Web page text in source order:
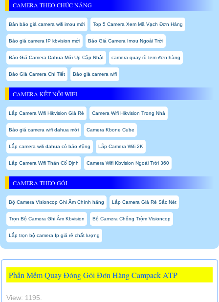
CAMERA THEO CHỨC NĂNG
Bản báo giá camera wifi imou mới Top 5 Camera Xem Mã Vạch Đơn Hàng
Báo giá camera IP kbvision mới Báo Giá Camera Imou Ngoài Trời
Báo Giá Camera Dahua Mới Up Cập Nhật camera quay rõ tem đơn hàng
Báo Giá Camera Chi Tiết Báo giá camera wifi
CAMERA KẾT NỐI WIFI
Lắp Camera Wifi Hikvision Giá Rẻ Camera Wifi Hikvision Trong Nhà
Báo giá camera wifi dahua mới Camera Kbone Cube
Lắp camera wifi dahua có báo động Lắp Camera Wifi 2K
Lắp Camera Wifi Thân Cố Định Camera Wifi Kbvision Ngoài Trời 360
CAMERA THEO GÓI
Bộ Camera Visioncop Ghi Âm Chính hãng Lắp Camera Giá Rẻ Sắc Nét
Trọn Bộ Camera Ghi Âm Kbvision Bộ Camera Chống Trộm Visioncop
Lắp trọn bộ camera Ip giá rẻ chất lượng
Phần Mềm Quay Đóng Gói Đơn Hàng Campack ATP
View: 1195.